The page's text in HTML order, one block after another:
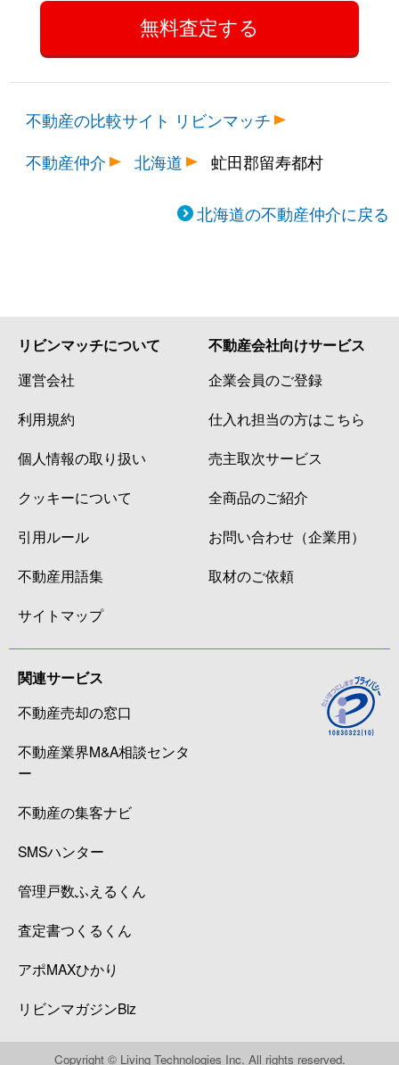
不動産の比較サイト リビンマッチ
不動産仲介
北海道 虻田郡留寿都村
北海道の不動産仲介に戻る
リビンマッチについて
運営会社
利用規約
個人情報の取り扱い
クッキーについて
引用ルール
不動産用語集
サイトマップ
不動産会社向けサービス
企業会員のご登録
仕入れ担当の方はこちら
売主取次サービス
全商品のご紹介
お問い合わせ（企業用）
取材のご依頼
関連サービス
不動産売却の窓口
不動産業界M&A相談センタ
ー
不動産の集客ナビ
SMSハンター
管理戸数ふえるくん
査定書つくるくん
アポMAXひかり
リビンマガジンBiz
Copyright © Living Technologies Inc. All rights reserved.